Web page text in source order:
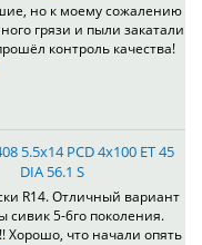
но к моему сожалению
грязи и пыли закатали
контроль качества!
5.5x14 PCD 4x100 ET 45
DIA 56.1 S
R14. Отличный вариант
сивик 5-6го поколения.
Хорошо, что начали опять